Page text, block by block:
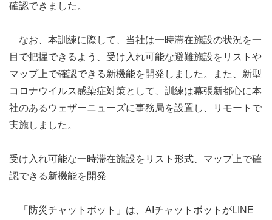
確認できました。
なお、本訓練に際して、当社は一時滞在施設の状況を一
目で把握できるよう、受け入れ可能な避難施設をリストや
マップ上で確認できる新機能を開発しました。また、新型
コロナウイルス感染症対策として、訓練は幕張新都心に本
社のあるウェザーニューズに事務局を設置し、リモートで
実施しました。
受け入れ可能な一時滞在施設をリスト形式、マップ上で確
認できる新機能を開発
「防災チャットボット」は、AIチャットボットがLINE